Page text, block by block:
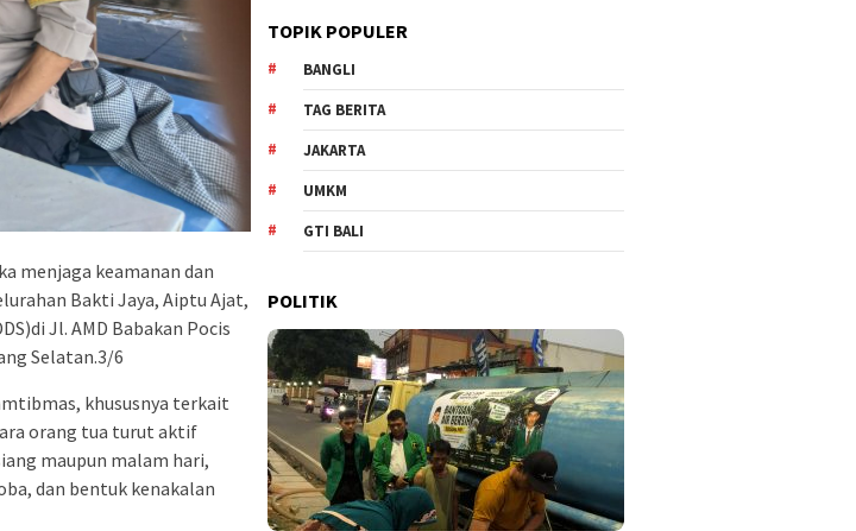
menjaga keamanan dan
Bakti Jaya, Aiptu Ajat,
Jl. AMD Babakan Pocis
Selatan.3/6
khususnya terkait
orang tua turut aktif
maupun malam hari,
dan bentuk kenakalan
TOPIK POPULER
BANGLI
TAG BERITA
JAKARTA
UMKM
GTI BALI
POLITIK